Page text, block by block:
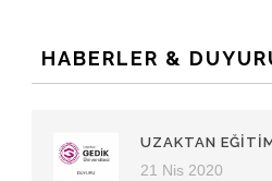
HABERLER &
UZAKTAN
21 Nis 2020